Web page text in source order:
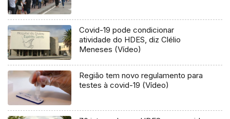
Covid-19 pode condicionar
atividade do HDES, diz Clélio
Meneses (Vídeo)
Região tem novo regulamento para
testes à covid-19 (Vídeo)